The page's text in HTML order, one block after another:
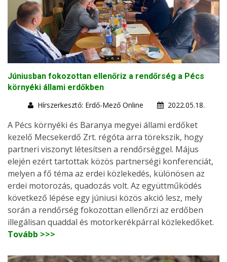
Júniusban fokozottan ellenőriz a rendőrség a Pécs
környéki állami erdőkben
Hírszerkesztő: Erdő-Mező Online
2022.05.18.
A Pécs környéki és Baranya megyei állami erdőket
kezelő Mecsekerdő Zrt. régóta arra törekszik, hogy
partneri viszonyt létesítsen a rendőrséggel. Május
elején ezért tartottak közös partnerségi konferenciát,
melyen a fő téma az erdei közlekedés, különösen az
erdei motorozás, quadozás volt. Az együttműködés
következő lépése egy júniusi közös akció lesz, mely
során a rendőrség fokozottan ellenőrzi az erdőben
illegálisan quaddal és motorkerékpárral közlekedőket.
Tovább >>>